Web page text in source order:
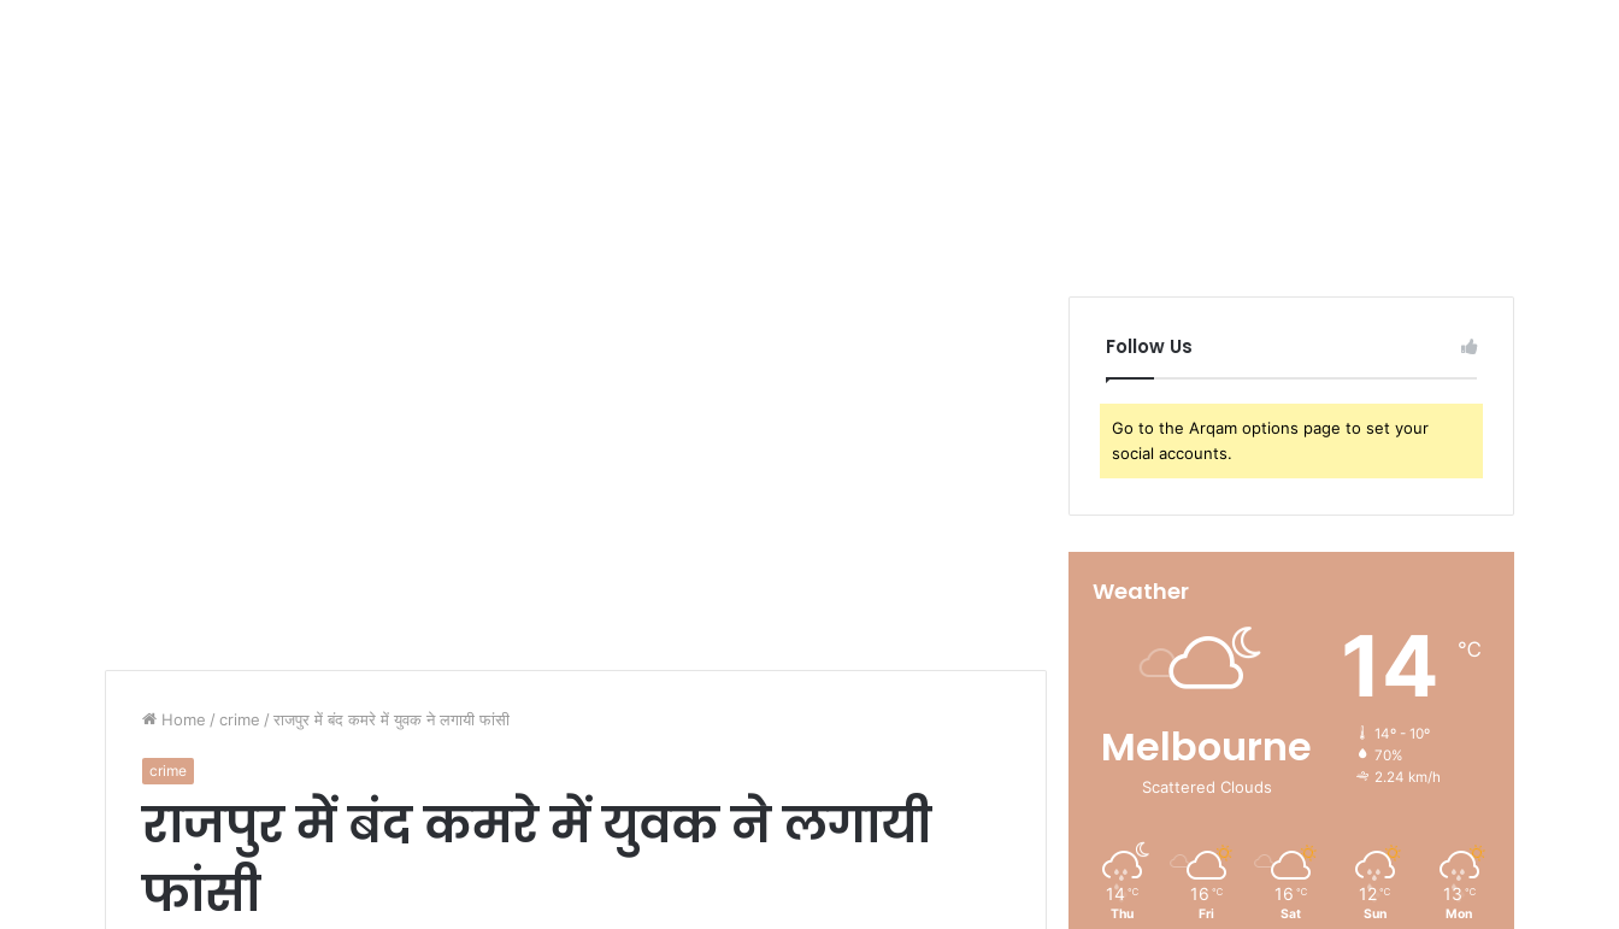
Home / crime / राजपुर में बंद कमरे में युवक ने लगायी फांसी
crime
राजपुर में बंद कमरे में युवक ने लगायी
फांसी
Follow Us
Go to the Arqam options page to set your
social accounts.
Weather
Melbourne
Scattered Clouds
14 ℃
14º - 10º
70%
2.24 km/h
14 ℃
Thu
16 ℃
Fri
16 ℃
Sat
12 ℃
Sun
13 ℃
Mon